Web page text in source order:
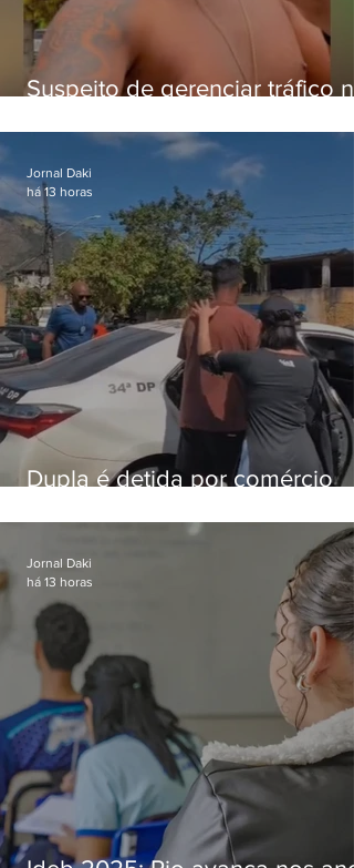
Suspeito de gerenciar tráfico na
foragido
Dupla é detida por comércio
Bangu
Jornal Daki
há 13 horas
Jornal Daki
há 13 horas